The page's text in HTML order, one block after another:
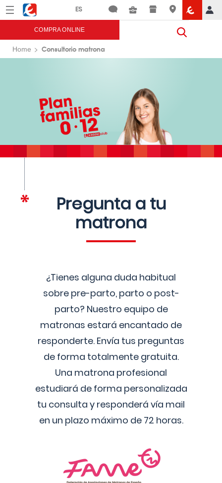
Menú Eroski
COMPRA ONLINE
Home Consultorio matrona
Pregunta a tu
matrona
¿Tienes alguna duda habitual
sobre pre-parto, parto o post-
parto? Nuestro equipo de
matronas estará encantado de
responderte. Envía tus preguntas
de forma totalmente gratuita.
Una matrona profesional
estudiará de forma personalizada
tu consulta y responderá vía mail
en un plazo máximo de 72 horas.